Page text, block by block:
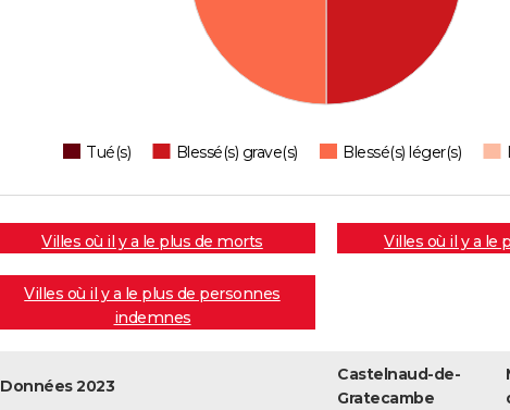
Tué(s) Blessé(s) grave(s) Blessé(s) léger(s)
Villes où il y a le plus de morts Villes où il y a le
Villes où il y a le plus de personnes
indemnes
Données 2023
Castelnaud-de-
Gratecambe